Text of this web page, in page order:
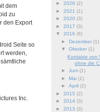
dem
zu
den Export
Seite so
werden,
Inc.
► 2026 (2)
► 2021 (1)
► 2020 (3)
► 2017 (3)
▼ 2016 (6)
►Dezember(1)
▼Oktober(1)
Kontakte von
ohne die
►Juni(1)
►Mai(1)
►April(2)
► 2015 (2)
► 2014 (3)
► 2013 (3)